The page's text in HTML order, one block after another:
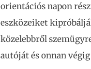
orientációs napon
eszközeiket
közelebbről
autóját és onnan